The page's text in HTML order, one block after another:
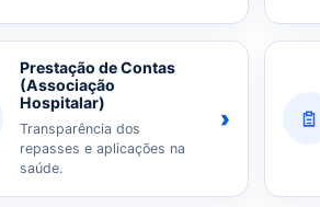
Prestação de Contas
(Associação
Hospitalar)
Transparência dos
repasses e aplicações na
saúde.
›